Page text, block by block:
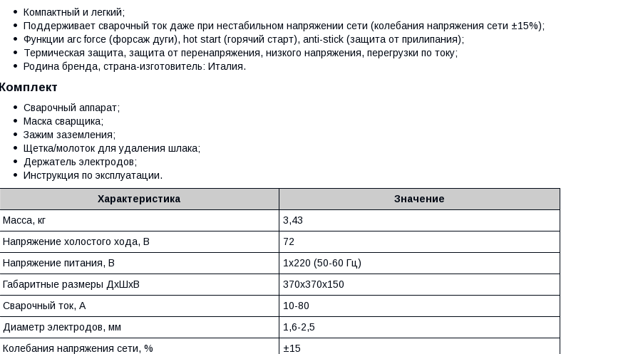
Компактный и легкий;
Поддерживает сварочный ток даже при нестабильном напряжении сети (колебания напряжения сети ±15%);
Функции arc force (форсаж дуги), hot start (горячий старт), anti-stick (защита от прилипания);
Термическая защита, защита от перенапряжения, низкого напряжения, перегрузки по току;
Родина бренда, страна-изготовитель: Италия.
Комплект
Сварочный аппарат;
Маска сварщика;
Зажим заземления;
Щетка/молоток для удаления шлака;
Держатель электродов;
Инструкция по эксплуатации.
Характеристика
Значение
Масса, кг
3,43
Напряжение холостого хода, В
72
Напряжение питания, В
1х220 (50-60 Гц)
Габаритные размеры ДхШхВ
370x370x150
Сварочный ток, А
10-80
Диаметр электродов, мм
1,6-2,5
Колебания напряжения сети, %
±15